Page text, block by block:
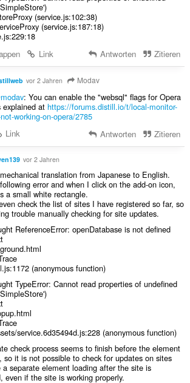
(service.js:102:38)
(service.js:187:18)
Link Antworten Zitieren
vor 2 Jahren Modav
: You can enable the "websql" flags for Opera
explained at https://forums.distill.io/t/local-monitor-
working-on-opera/2785
Link
Antworten Zitieren
vor 2 Jahren
translation from Japanese to English.
error and when I click on the add-on icon,
a small white rectangle.
check the list of sites I have registered so far, so
trouble manually checking for site updates.
ReferenceError: openDatabase is not defined
(anonymous function)
TypeError: Cannot read properties of undefined
service.6d35494d.js:228 (anonymous function)
check process seems to finish before the element
so it is not possible to check for updates on sites
a separate element loading after the site is
even if the site is working properly.